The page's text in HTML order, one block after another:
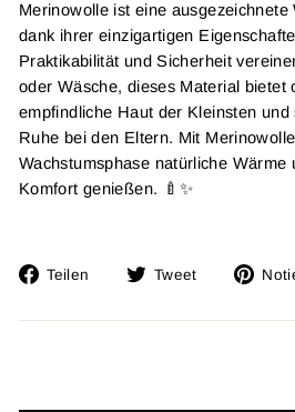
Merinowolle ist eine
dank ihrer einzigartigen
Praktikabilität und Sicherheit
oder Wäsche, dieses Material bietet
empfindliche Haut der Kleinsten
Ruhe bei den Eltern. Mit
Wachstumsphase natürliche Wärme
Komfort genießen. 🍼✨
Teilen
Auf
teilen
Tweet
Twitta
Twitter